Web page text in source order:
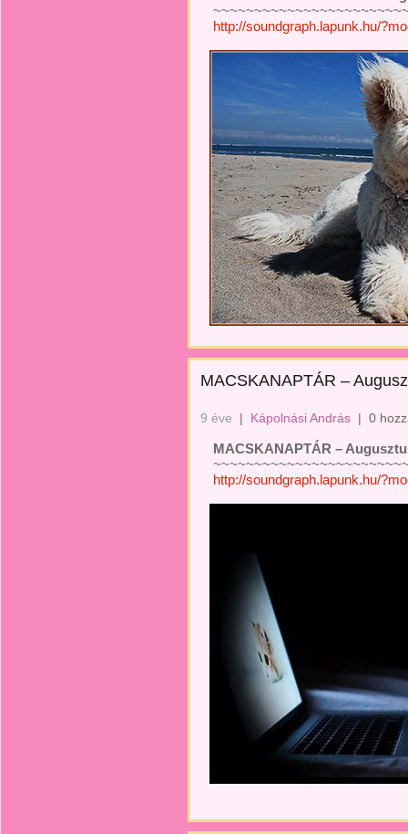
http://soundgraph.lapunk.hu/
MACSKANAPTÁR –
9 éve | Kápolnási András | 0
MACSKANAPTÁR –
http://soundgraph.lapunk.hu/